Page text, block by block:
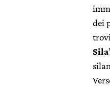
dei
Sila